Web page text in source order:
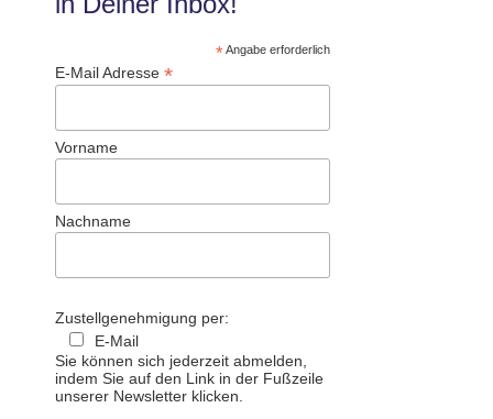
*Angabe erforderlich
E-Mail Adresse *
Vorname
Nachname
Zustellgenehmigung per:
E-Mail
Sie können sich jederzeit abmelden,
indem Sie auf den Link in der Fußzeile
unserer Newsletter klicken.